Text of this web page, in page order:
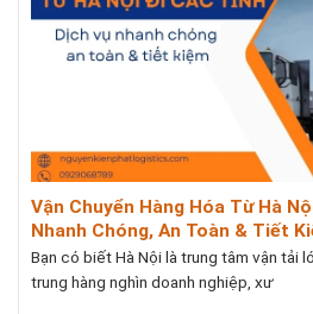
Vận Chuyển Hàng Hóa Từ Hà
Nhanh Chóng, An Toàn & Tiết
Bạn có biết Hà Nội là trung tâm vận tải
trung hàng nghìn doanh nghiệp, xư